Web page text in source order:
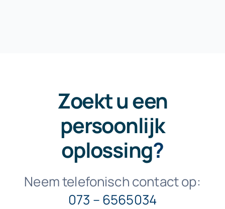
Zoekt u een
persoonlijk
oplossing?
Neem telefonisch contact op:
073 – 6565034